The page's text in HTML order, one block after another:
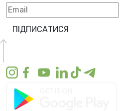
ПІДПИСАТИСЯ